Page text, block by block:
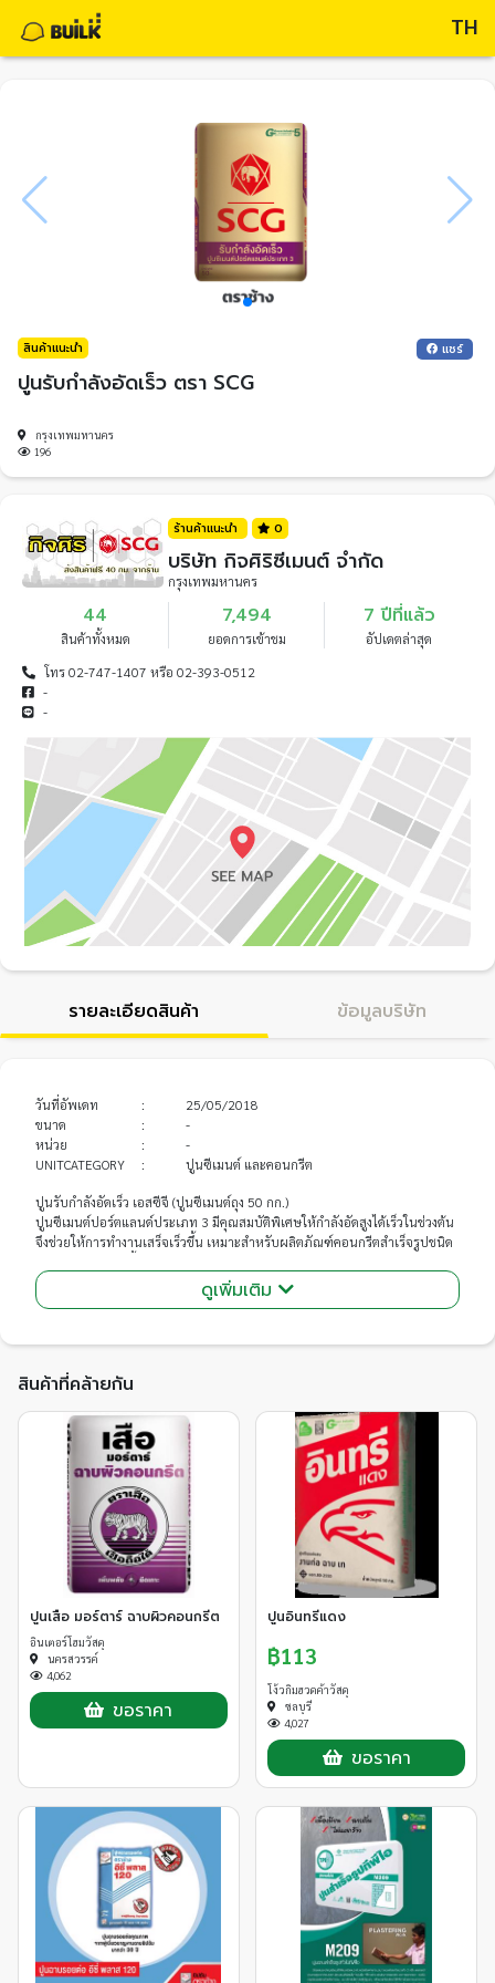
TH
สินค้าแนะนำ แชร์
ปูนรับกำลังอัดเร็ว ตรา SCG
กรุงเทพมหานคร
196
ร้านค้าแนะนำ 0
บริษัท กิจศิริซีเมนต์ จำกัด
กรุงเทพมหานคร
44
สินค้าทั้งหมด
7,494
ยอดการเข้าชม
7 ปีที่แล้ว
อัปเดตล่าสุด
โทร 02-747-1407 หรือ 02-393-0512
-
-
รายละเอียดสินค้า ข้อมูลบริษัท
วันที่อัพเดท :
25/05/2018
ขนาด
:
-
หน่วย
:
-
UNITCATEGORY
: ปูนซีเมนต์ และคอนกรีต
ปูนรับกำลังอัดเร็ว เอสซีจี (ปูนซีเมนต์ถุง 50 กก.)
ปูนซีเมนต์ปอร์ตแลนด์ประเภท 3 มีคุณสมบัติพิเศษให้กำลังอัดสูงได้เร็วในช่วงต้น
จึงช่วยให้การทำงานเสร็จเร็วขึ้น เหมาะสำหรับผลิตภัณฑ์คอนกรีตสำเร็จรูปชนิด
ปูนซีเมนต์ปอร์ตแลนด์ประเภท 3 เหมาะสำหรับคอนกรีตสำเร็จรูปชนิดอัดแรง
กระแทก รักษาคุณภาพปูนให้สดใหม่เสมอ
คุณสมบัติพิเศษ :
ดูเพิ่มเติม
สินค้าที่คล้ายกัน
ปูนเสือ มอร์ตาร์ ฉาบผิวคอนกรีต
อินเตอร์โฮมวัสดุ
นครสวรรค์
4,062
ขอราคา
ปูนอินทรีแดง
฿113
โง้วกิมฮวดค้าวัสดุ
ชลบุรี
4,027
ขอราคา